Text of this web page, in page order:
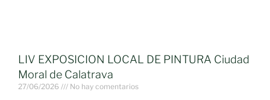
LIV EXPOSICION LOCAL DE PINTURA Ciudad
Moral de Calatrava
27/06/2026 No hay comentarios